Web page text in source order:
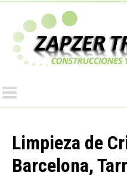
Pasar
contenido
principal
p
Limpieza de
Barcelona,